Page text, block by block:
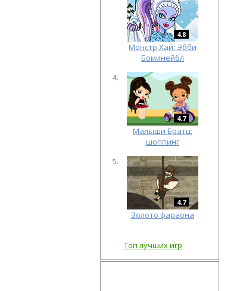
4.8
Монстр Хай: Эбби
Боминейбл
4.7
Малыши Братц:
шоппинг
4.7
Золото фараона
Топ лучших игр